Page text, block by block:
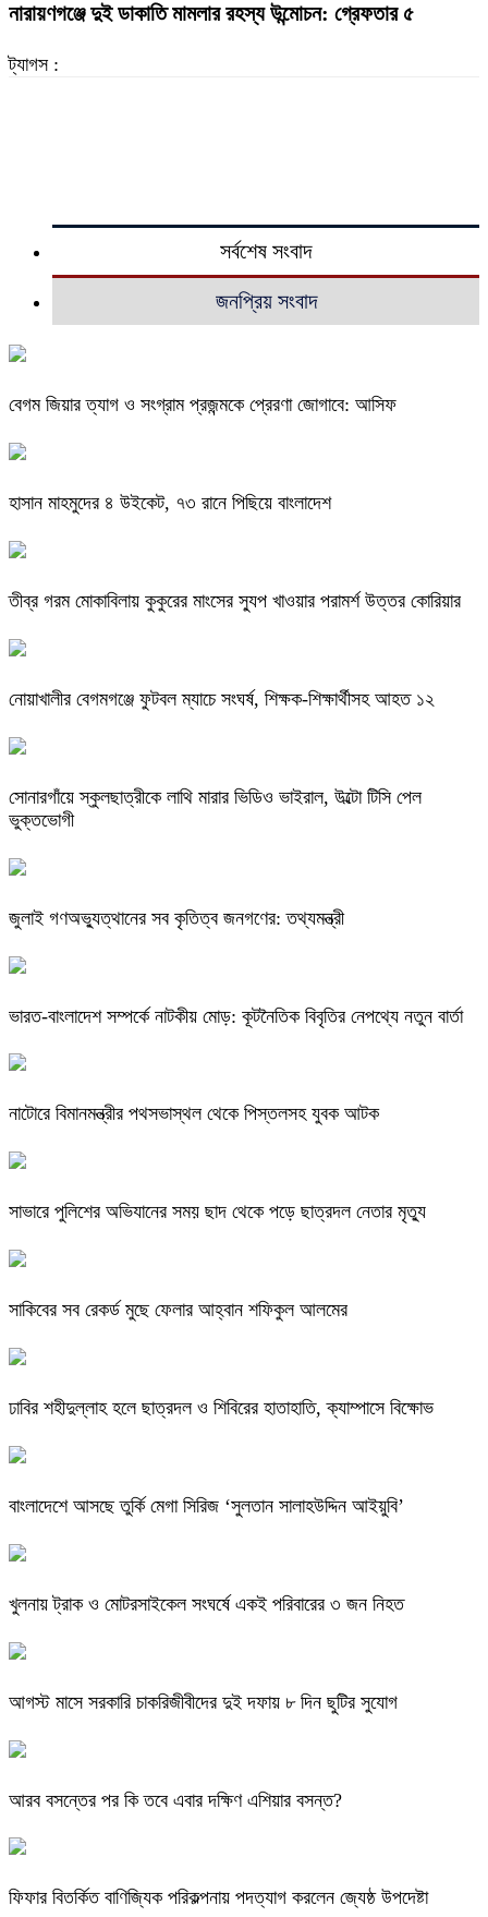
নারায়ণগঞ্জে দুই ডাকাতি মামলার রহস্য উন্মোচন: গ্রেফতার ৫
ট্যাগস :
সর্বশেষ সংবাদ
জনপ্রিয় সংবাদ
বেগম জিয়ার ত্যাগ ও সংগ্রাম প্রজন্মকে প্রেরণা জোগাবে: আসিফ
হাসান মাহমুদের ৪ উইকেট, ৭৩ রানে পিছিয়ে বাংলাদেশ
তীব্র গরম মোকাবিলায় কুকুরের মাংসের স্যুপ খাওয়ার পরামর্শ উত্তর কোরিয়ার
নোয়াখালীর বেগমগঞ্জে ফুটবল ম্যাচে সংঘর্ষ, শিক্ষক-শিক্ষার্থীসহ আহত ১২
সোনারগাঁয়ে স্কুলছাত্রীকে লাথি মারার ভিডিও ভাইরাল, উল্টো টিসি পেল
ভুক্তভোগী
জুলাই গণঅভ্যুত্থানের সব কৃতিত্ব জনগণের: তথ্যমন্ত্রী
ভারত-বাংলাদেশ সম্পর্কে নাটকীয় মোড়: কূটনৈতিক বিবৃতির নেপথ্যে নতুন বার্তা
নাটোরে বিমানমন্ত্রীর পথসভাস্থল থেকে পিস্তলসহ যুবক আটক
সাভারে পুলিশের অভিযানের সময় ছাদ থেকে পড়ে ছাত্রদল নেতার মৃত্যু
সাকিবের সব রেকর্ড মুছে ফেলার আহ্বান শফিকুল আলমের
ঢাবির শহীদুল্লাহ হলে ছাত্রদল ও শিবিরের হাতাহাতি, ক্যাম্পাসে বিক্ষোভ
বাংলাদেশে আসছে তুর্কি মেগা সিরিজ ‘সুলতান সালাহউদ্দিন আইয়ুবি’
খুলনায় ট্রাক ও মোটরসাইকেল সংঘর্ষে একই পরিবারের ৩ জন নিহত
আগস্ট মাসে সরকারি চাকরিজীবীদের দুই দফায় ৮ দিন ছুটির সুযোগ
আরব বসন্তের পর কি তবে এবার দক্ষিণ এশিয়ার বসন্ত?
ফিফার বিতর্কিত বাণিজ্যিক পরিকল্পনায় পদত্যাগ করলেন জ্যেষ্ঠ উপদেষ্টা